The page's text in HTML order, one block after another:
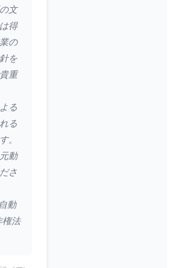
文
得
の
を
重
る
る
。
動
さ
動
権法